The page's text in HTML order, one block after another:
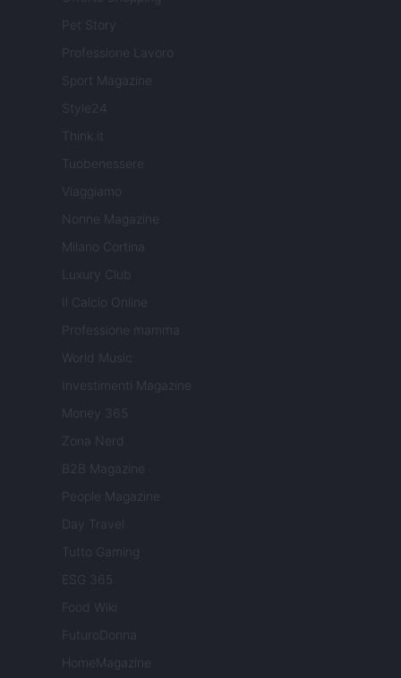
Pet Story
Professione Lavoro
Sport Magazine
Style24
Think.it
Tuobenessere
Viaggiamo
Nonne Magazine
Milano Cortina
Luxury Club
Il Calcio Online
Professione mamma
World Music
Investimenti Magazine
Money 365
Zona Nerd
B2B Magazine
People Magazine
Day Travel
Tutto Gaming
ESG 365
Food Wiki
FuturoDonna
HomeMagazine